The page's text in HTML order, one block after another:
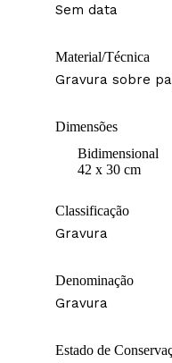
Sem data
Material/Técnica
Gravura sobre
Dimensões
Bidimensional
42 x 30 cm
Classificação
Gravura
Denominação
Gravura
Estado de